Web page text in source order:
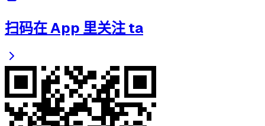
扫码在 App 里关注 ta